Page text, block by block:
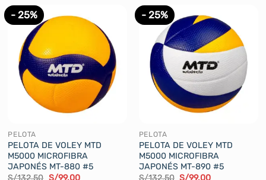
tiene
múltiples
variantes.
Las
opciones
pueden
la
página
de
producto
tiene
múltiples
variantes.
Las
opciones
pueden
la
página
de
producto
- 25%
PELOTA
PELOTA DE VOLEY MTD
M5000 MICROFIBRA
JAPONÉS MT-880 #5
El El
- 25%
PELOTA
PELOTA DE VOLEY MTD
M5000 MICROFIBRA
JAPONÉS MT-890 #5
El El